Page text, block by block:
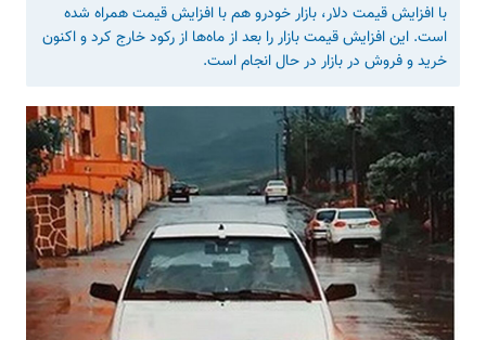
با افزایش قیمت دلار، بازار خودرو هم با افزایش قیمت همراه شده
است. این افزایش قیمت بازار را بعد از ماه‌ها از رکود خارج کرد و اکنون
خرید و فروش در بازار در حال انجام است.